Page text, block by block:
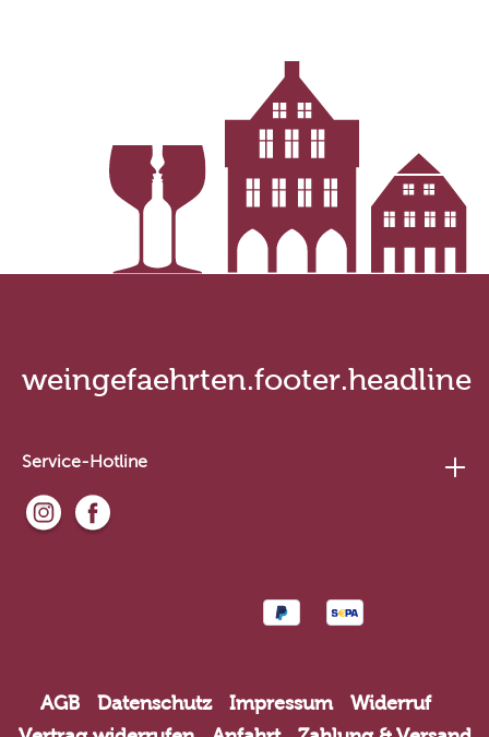
weingefaehrten.footer.headline
Service-Hotline
AGB Datenschutz Impressum
Widerruf